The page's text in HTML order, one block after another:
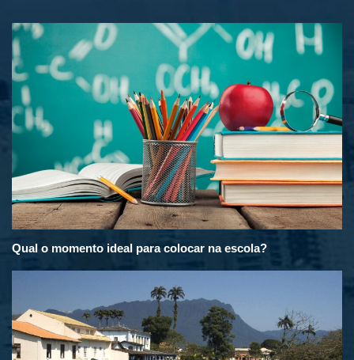
Qual o momento ideal para colocar na escola?